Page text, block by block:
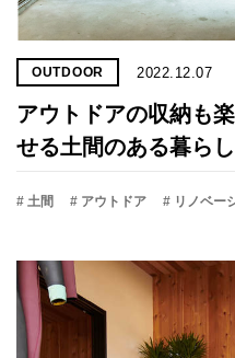
OUTDOOR 2022.12.07
アウトドアの収納も
せる土間のある暮らし
# 土間 # アウトドア # リノベー